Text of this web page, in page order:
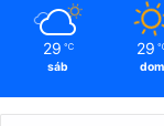
29 ℃
sáb
29
dom